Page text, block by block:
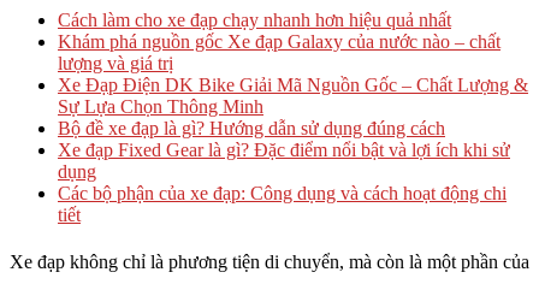
Cách làm cho xe đạp chạy nhanh hơn hiệu quả nhất
Khám phá nguồn gốc Xe đạp Galaxy của nước nào – chất
lượng và giá trị
Xe Đạp Điện DK Bike Giải Mã Nguồn Gốc – Chất Lượng &
Sự Lựa Chọn Thông Minh
Bộ đề xe đạp là gì? Hướng dẫn sử dụng đúng cách
Xe đạp Fixed Gear là gì? Đặc điểm nổi bật và lợi ích khi sử
dụng
Các bộ phận của xe đạp: Công dụng và cách hoạt động chi
tiết
Xe đạp không chỉ là phương tiện di chuyển, mà còn là một phần của